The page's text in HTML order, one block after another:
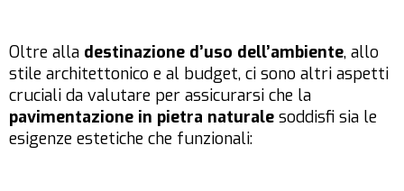
Oltre alla destinazione d’uso dell’ambiente, allo
stile architettonico e al budget, ci sono altri aspetti
cruciali da valutare per assicurarsi che la
pavimentazione in pietra naturale soddisfi sia le
esigenze estetiche che funzionali: